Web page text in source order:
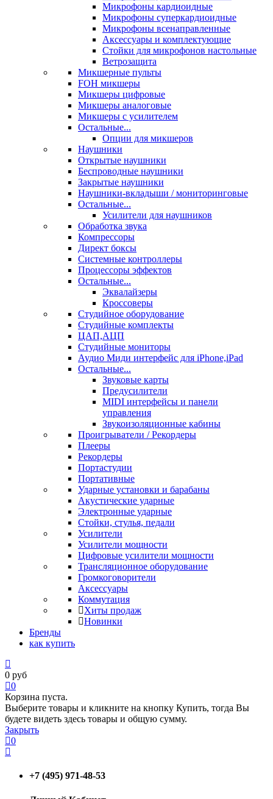
Микрофоны кардиоидные
Микрофоны суперкардиоидные
Микрофоны всенаправленные
Аксессуары и комплектующие
Стойки для микрофонов настольные
Ветрозащита
Микшерные пульты
FOH микшеры
Микшеры цифровые
Микшеры аналоговые
Микшеры с усилителем
Остальные...
Опции для микшеров
Наушники
Открытые наушники
Беспроводные наушники
Закрытые наушники
Наушники-вкладыши / мониторинговые
Остальные...
Усилители для наушников
Обработка звука
Компрессоры
Директ боксы
Системные контроллеры
Процессоры эффектов
Остальные...
Эквалайзеры
Кроссоверы
Студийное оборудование
Студийные комплекты
ЦАП,АЦП
Студийные мониторы
Аудио Миди интерфейс для iPhone,iPad
Остальные...
Звуковые карты
Предусилители
MIDI интерфейсы и панели
управления
Звукоизоляционные кабины
Проигрыватели / Рекордеры
Плееры
Рекордеры
Портастудии
Портативные
Ударные установки и барабаны
Акустические ударные
Электронные ударные
Стойки, стулья, педали
Усилители
Усилители мощности
Цифровые усилители мощности
Трансляционное оборудование
Громкоговорители
Аксессуары
Коммутация
Хиты продаж
Новинки
Бренды
как купить
0 руб
0
Корзина пуста.
Выберите товары и кликните на кнопку Купить, тогда Вы
будете видеть здесь товары и общую сумму.
Закрыть
0
+7 (495) 971-48-53